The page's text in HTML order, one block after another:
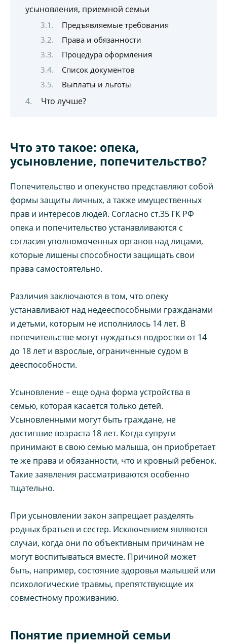
усыновления, приемной семьи
Предъявляемые требования
Права и обязанности
Процедура оформления
Список документов
Выплаты и льготы
Что лучше?
Что это такое: опека,
усыновление, попечительство?
Попечительство и опекунство представляют собой
формы защиты личных, а также имущественных
прав и интересов людей. Согласно ст.35 ГК РФ
опека и попечительство устанавливаются с
согласия уполномоченных органов над лицами,
которые лишены способности защищать свои
права самостоятельно.
Различия заключаются в том, что опеку
устанавливают над недееспособными гражданами
и детьми, которым не исполнилось 14 лет. В
попечительстве могут нуждаться подростки от 14
до 18 лет и взрослые, ограниченные судом в
дееспособности.
Усыновление – еще одна форма устройства в
семью, которая касается только детей.
Усыновленными могут быть граждане, не
достигшие возраста 18 лет. Когда супруги
принимают в свою семью малыша, он приобретает
те же права и обязанности, что и кровный ребенок.
Такие заявления рассматриваются особенно
тщательно.
При усыновлении закон запрещает разделять
родных братьев и сестер. Исключением являются
случаи, когда они по объективным причинам не
могут воспитываться вместе. Причиной может
быть, например, состояние здоровья малышей или
психологические травмы, препятствующие их
совместному проживанию.
Понятие приемной семьи